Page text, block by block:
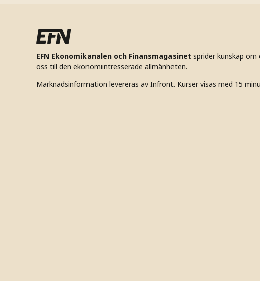
EFN Ekonomikanalen och Finansmagasinet sprider kunskap om
oss till den ekonomiintresserade allmänheten.
Marknadsinformation levereras av Infront. Kurser visas med 15